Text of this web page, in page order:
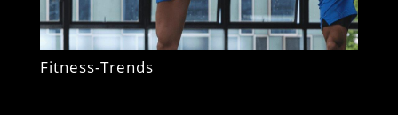
Fitness-Trends